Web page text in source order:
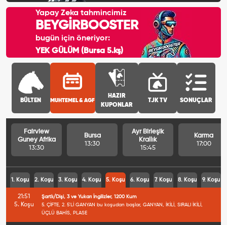
Yapay Zeka tahmincimiz
BEYGİRBOOSTER
bugün için öneriyor:
YEK GÜLÜM (Bursa 5.kş)
BÜLTEN MUHTEMEL & AGF
HAZIR
KUPONLAR
TJK TV SONUÇLAR
Fairview
Guney Afrika
13:30
Bursa
13:30
Ayr Birleşik
Krallık
15:45
Karma
17:00
1. Koşu 2. Koşu 3. Koşu 4. Koşu 5. Koşu 6. Koşu 7. Koşu 8. Koşu 9. Koşu
21:51
5. Koşu
Şartlı/Dişi, 3 ve Yukarı İngilizler, 1200 Kum
5. ÇİFTE, 2. 5'Lİ GANYAN bu koşudan başlar, GANYAN, İKİLİ, SIRALI İKİLİ,
ÜÇLÜ BAHİS, PLASE